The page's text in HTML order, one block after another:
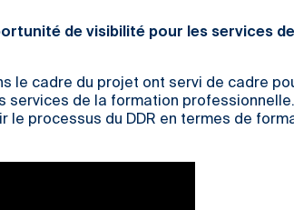
de visibilité pour les services de
le cadre du projet ont servi de cadre
services de la formation
le processus du DDR en termes de